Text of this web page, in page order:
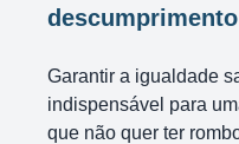
Garantir a igualdade
indispensável para
que não quer ter